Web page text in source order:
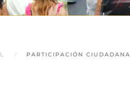
PARTICIPACIÓN CIUDADANA